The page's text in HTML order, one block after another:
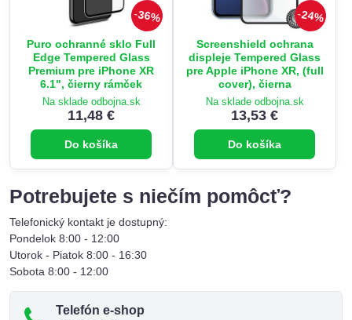
36%
Puro ochranné sklo Full
Edge Tempered Glass
Premium pre iPhone XR
6.1", čierny rámček
Na sklade odbojna.sk
11,48 €
Do košíka
24%
Screenshield ochrana
displeje Tempered Glass
pre Apple iPhone XR, (full
cover), čierna
Na sklade odbojna.sk
13,53 €
Do košíka
Potrebujete s niečím pomôcť?
Telefonický kontakt je dostupný:
Pondelok 8:00 - 12:00
Utorok - Piatok 8:00 - 16:30
Sobota 8:00 - 12:00
Telefón e-shop